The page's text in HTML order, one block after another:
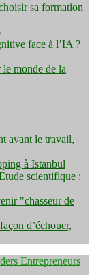
sa formation
face à l’IA ?
monde de la
avant le travail,
à Istanbul
scientifique :
"chasseur de
d’échouer,
Entrepreneurs